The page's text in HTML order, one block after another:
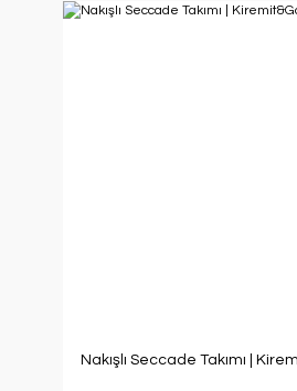
Nakışlı Seccade Takımı |